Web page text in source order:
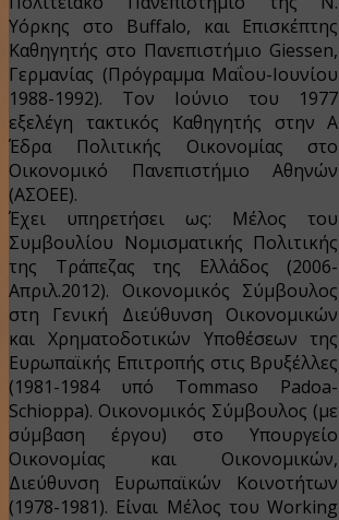
Υόρκης στο Buffalo, και Επισκέπτης
Καθηγητής στο Πανεπιστήμιο Giessen,
Γερμανίας (Πρόγραμμα Μαΐου-Ιουνίου
1988-1992). Τον Ιούνιο του 1977
εξελέγη τακτικός Καθηγητής στην Α΄
Έδρα Πολιτικής Οικονομίας στο
Οικονομικό Πανεπιστήμιο Αθηνών
(ΑΣΟΕΕ).
Έχει υπηρετήσει ως: Μέλος του
Συμβουλίου Νομισματικής Πολιτικής
της Τράπεζας της Ελλάδος (2006-
Απριλ.2012). Οικονομικός Σύμβουλος
στη Γενική Διεύθυνση Οικονομικών
και Χρηματοδοτικών Υποθέσεων της
Ευρωπαϊκής Επιτροπής στις Βρυξέλλες
(1981-1984 υπό Tommaso Padoa-
Schioppa). Οικονομικός Σύμβουλος (με
σύμβαση έργου) στο Υπουργείο
Οικονομίας και Οικονομικών,
Διεύθυνση Ευρωπαϊκών Κοινοτήτων
(1978-1981). Είναι Μέλος του Working